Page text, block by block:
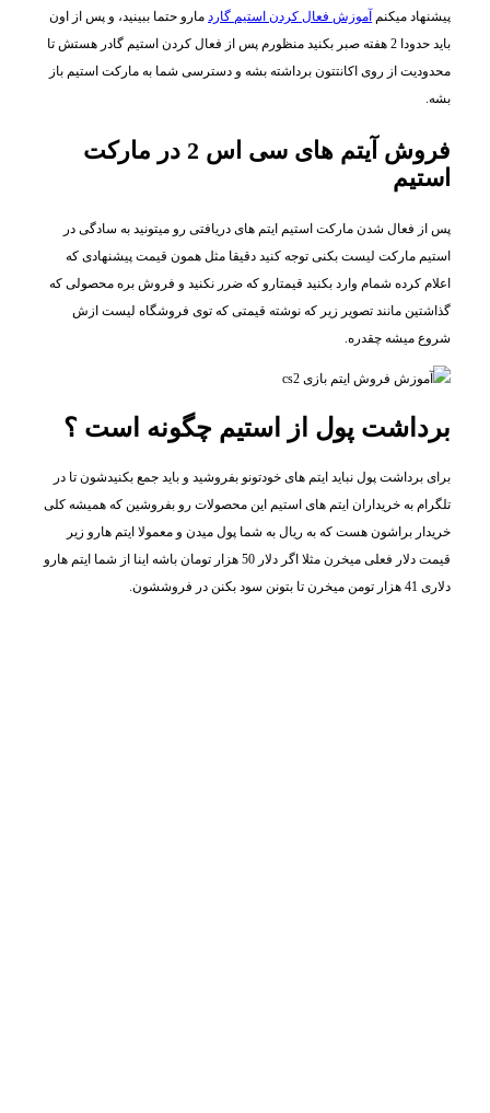
پیشنهاد میکنم آموزش فعال کردن استیم گارد مارو حتما ببینید، و پس از اون
باید حدودا 2 هفته صبر بکنید منظورم پس از فعال کردن استیم گادر هستش تا
محدودیت از روی اکانتتون برداشته بشه و دسترسی شما به مارکت استیم باز
بشه.
فروش آیتم های سی اس 2 در مارکت
استیم
پس از فعال شدن مارکت استیم ایتم های دریافتی رو میتونید به سادگی در
استیم مارکت لیست بکنی توجه کنید دقیقا مثل همون قیمت پیشنهادی که
اعلام کرده شمام وارد بکنید قیمتارو که ضرر نکنید و فروش بره محصولی که
گذاشتین مانند تصویر زیر که نوشته قیمتی که توی فروشگاه لیست ازش
شروع میشه چقدره.
برداشت پول از استیم چگونه است ؟
برای برداشت پول نباید ایتم های خودتونو بفروشید و باید جمع بکنیدشون تا در
تلگرام به خریداران ایتم های استیم این محصولات رو بفروشین که همیشه کلی
خریدار براشون هست که به ریال به شما پول میدن و معمولا ایتم هارو زیر
قیمت دلار فعلی میخرن مثلا اگر دلار 50 هزار تومان باشه اینا از شما ایتم هارو
دلاری 41 هزار تومن میخرن تا بتونن سود بکنن در فروششون.